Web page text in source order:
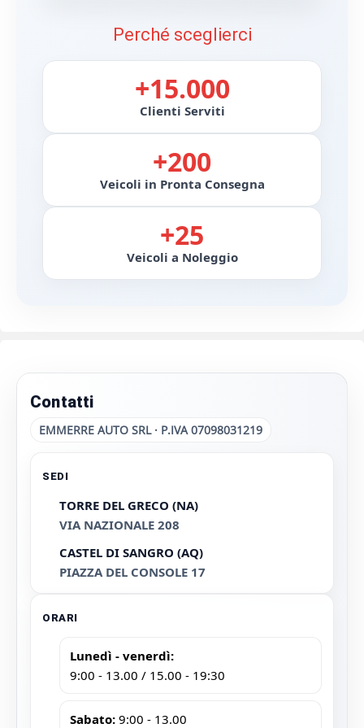
Perché sceglierci
+15.000
Clienti Serviti
+200
Veicoli in Pronta Consegna
+25
Veicoli a Noleggio
Contatti
EMMERRE AUTO SRL · P.IVA 07098031219
SEDI
TORRE DEL GRECO (NA)
VIA NAZIONALE 208
CASTEL DI SANGRO (AQ)
PIAZZA DEL CONSOLE 17
ORARI
Lunedì - venerdì:
9:00 - 13.00 / 15.00 - 19:30
Sabato: 9:00 - 13.00